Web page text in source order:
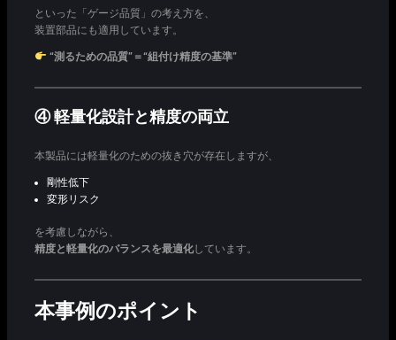
といった「ゲージ品質」の考え方を、
装置部品にも適用しています。
“測るための品質”＝“組付け精度の基準”
④ 軽量化設計と精度の両立
本製品には軽量化のための抜き穴が存在しますが、
剛性低下
変形リスク
を考慮しながら、
精度と軽量化のバランスを最適化しています。
本事例のポイント